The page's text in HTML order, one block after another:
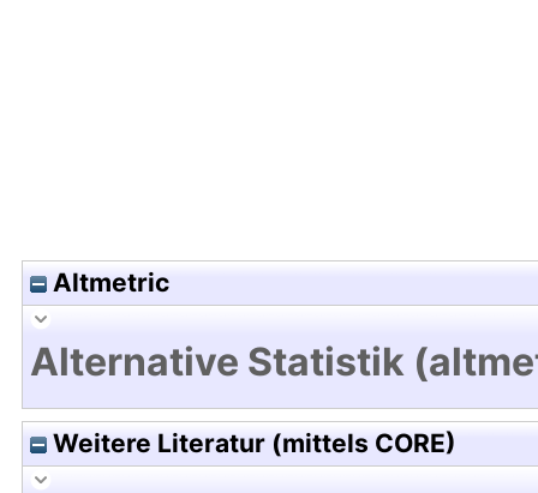
Altmetric
Alternative Statistik
Weitere Literatur (mittels CORE)